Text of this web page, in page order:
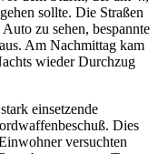
sollte. Die Straßen
zu sehen, bespannte
Am Nachmittag kam
wieder Durchzug
einsetzende
Dies
versuchten